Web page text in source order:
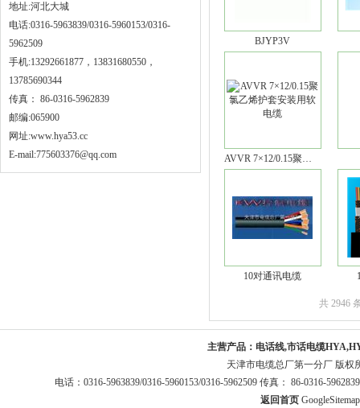
地址:河北大城
电话:0316-5963839/0316-5960153/0316-
5962509
手机:13292661877，13831680550，
13785690344
传真： 86-0316-5962839
邮编:065900
网址:www.hya53.cc
E-mail:775603376@qq.com
BJYP3V
AVVR 7×12/0.15聚氯乙烯护套安装用软电缆
10对通讯电缆
共 2946
主营产品： 电话线,市话电缆
天津市电缆总厂第一分厂 版权
电话：0316-5963839/0316-5960153/0316-5962509 传真： 86-0316-
返回首页 GoogleSitemap